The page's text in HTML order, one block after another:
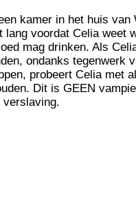
kamer in het huis van
lang voordat Celia weet
mag drinken. Als
ondanks tegenwerk
probeert Celia met
Dit is GEEN
verslaving.